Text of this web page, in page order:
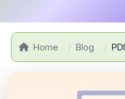
Home Blog